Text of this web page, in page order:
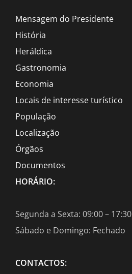
Mensagem do Presidente
História
Heráldica
Gastronomia
Economia
Locais de interesse turístico
População
Localização
Órgãos
Documentos
HORÁRIO:
Segunda a Sexta: 09:00 – 17:30
Sábado e Domingo: Fechado
CONTACTOS: